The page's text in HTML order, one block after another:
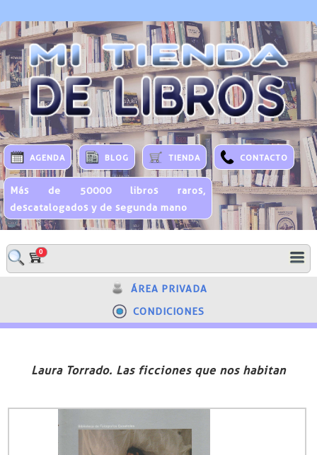
AGENDA BLOG TIENDA CONTACTO
Más de 50000 libros raros,
descatalogados y de segunda mano
0
ÁREA PRIVADA
CONDICIONES
Laura Torrado. Las ficciones que nos habitan